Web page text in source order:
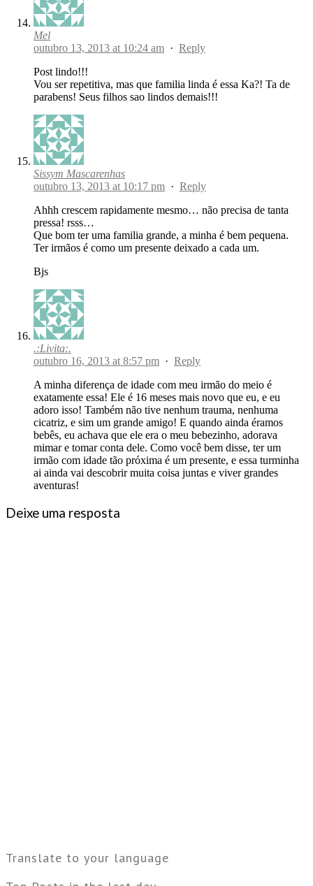
Mel
outubro 13, 2013 at 10:24 am · Reply
Post lindo!!!
Vou ser repetitiva, mas que familia linda é essa Ka?! Ta de
parabens! Seus filhos sao lindos demais!!!
Sissym Mascarenhas
outubro 13, 2013 at 10:17 pm · Reply
Ahhh crescem rapidamente mesmo… não precisa de tanta
pressa! rsss…
Que bom ter uma familia grande, a minha é bem pequena.
Ter irmãos é como um presente deixado a cada um.
Bjs
.:Livita:.
outubro 16, 2013 at 8:57 pm · Reply
A minha diferença de idade com meu irmão do meio é
exatamente essa! Ele é 16 meses mais novo que eu, e eu
adoro isso! Também não tive nenhum trauma, nenhuma
cicatriz, e sim um grande amigo! E quando ainda éramos
bebês, eu achava que ele era o meu bebezinho, adorava
mimar e tomar conta dele. Como você bem disse, ter um
irmão com idade tão próxima é um presente, e essa turminha
ai ainda vai descobrir muita coisa juntas e viver grandes
aventuras!
Deixe uma resposta
Translate to your language